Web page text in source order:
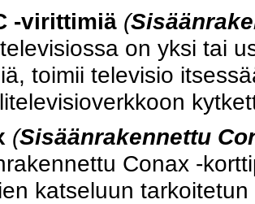
-virittimiä (
on yksi tai
toimii televisio
(Sisäänrakennettu
Conax -
katseluun